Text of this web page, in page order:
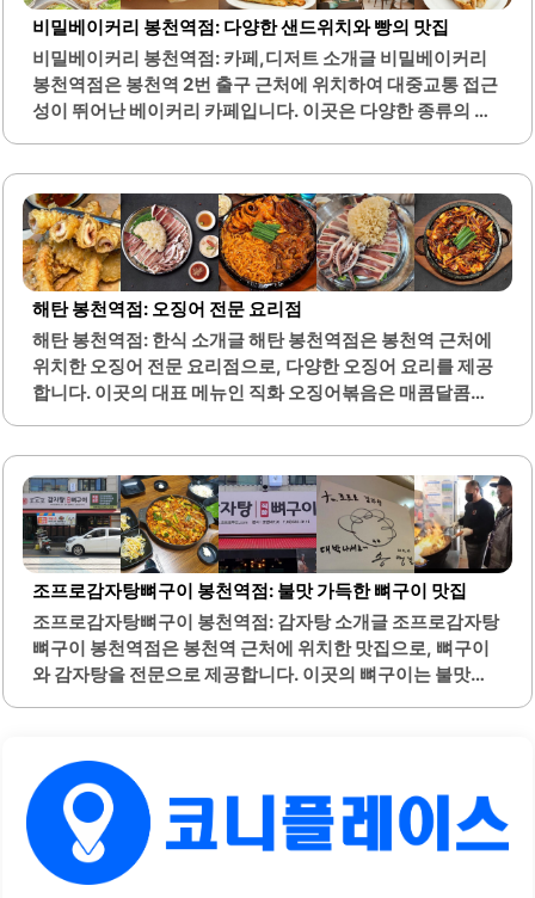
고 있습니다. 왕빈자전통주막은 야장도 운영하여 시원한 바
람을 느끼며 외부에서 즐길 수 있는 공간을 마련하고 있습니
다.이곳의 사장님은 친절하여 손님들에게 따뜻한 환대를 제
공하며, 편안한 식사 시간을 보장합니다. 실내는 에어컨이 잘
작동하여 더운 날씨에도 쾌적하게 이용할 수 있습니다. 또한,
테이블 간 간격이..
비밀베이커리 봉천역점: 다양한 샌드위치와 빵의 맛집
비밀베이커리 봉천역점: 카페,디저트 소개글 비밀베이커리
봉천역점은 봉천역 2번 출구 근처에 위치하여 대중교통 접근
성이 뛰어난 베이커리 카페입니다. 이곳은 다양한 종류의 샌
샌드위치는 맛과 품질이 우수하여 많은 고객들에게 사랑받고
있습니다.또한, 소금빵과 치아바타 등 다양한 빵 종류도 제공
되어 선택의 폭이 넓습니다. 비밀베이커리에서는 2+1 행사와
같은 다양한 프로모션을 통해 가성비 좋은 가격으로 맛있는
빵을 즐길 수 있습니다. 아침 식사나 간편한 점심으로 적합한
메뉴들이 많아 바쁜 일상 속에서도 편리하게 이용할 수 있습
니다.내부는 아늑한 분위기로, 고객들이 편안하게 식사할 수
있는 공간이 마련되어 있습니다. 친절한 직원들이 있어 서비
스 또한 만족스럽습니다. 이곳은 건강한 식사를 원하는 고객
들에게도..
해탄 봉천역점: 오징어 전문 요리점
해탄 봉천역점: 한식 소개글 해탄 봉천역점은 봉천역 근처에
위치한 오징어 전문 요리점으로, 다양한 오징어 요리를 제공
합니다. 이곳의 대표 메뉴인 직화 오징어볶음은 매콤달콤한
합한 환경을 제공합니다.또한, 셀프바가 마련되어 있어 다양
한 반찬과 공기밥을 무한으로 즐길 수 있는 점이 큰 장점입니
다. 오징어는 신선하고 쫄깃한 식감이 특징이며, 매운맛 조절
이 가능하여 모든 연령대의 손님들이 편안하게 즐길 수 있습
니다. 해탄 봉천역점은 친절한 서비스로 손님을 맞이하며, 빠
른 음식 제공으로 바쁜 점심시간에도 적합합니다.오징어 튀
김과 무침도 인기 메뉴로, 바삭한 튀김옷과 부드러운 오징어
의 조화가 일품입니다. 이곳은 가격 대비 양이 푸짐하여 가성
비가 뛰어난 곳으로 알려져 있습니다...
조프로감자탕뼈구이 봉천역점: 불맛 가득한 뼈구이 맛집
조프로감자탕뼈구이 봉천역점: 감자탕 소개글 조프로감자탕
뼈구이 봉천역점은 봉천역 근처에 위치한 맛집으로, 뼈구이
와 감자탕을 전문으로 제공합니다. 이곳의 뼈구이는 불맛이
라 먹을 수 있습니다. 메뉴에는 소주와 같은 주류도 저렴하게
제공되어, 가성비 좋은 식사를 즐길 수 있습니다. 또한, 이곳
의 사장님은 매우 친절하여 손님들에게 좋은 인상을 남깁니
다.매장 내부는 깔끔하고 쾌적하여 편안하게 식사를 즐길 수
있는 환경을 제공합니다. 다양한 밑반찬도 함께 제공되어, 더